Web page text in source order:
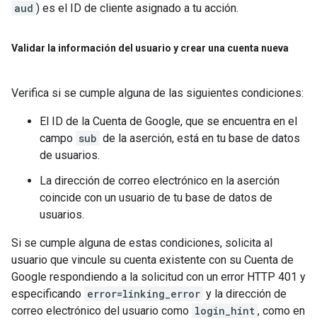
aud ) es el ID de cliente asignado a tu acción.
Validar la información del usuario y crear una cuenta nueva
Verifica si se cumple alguna de las siguientes condiciones:
El ID de la Cuenta de Google, que se encuentra en el
campo sub de la aserción, está en tu base de datos
de usuarios.
La dirección de correo electrónico en la aserción
coincide con un usuario de tu base de datos de
usuarios.
Si se cumple alguna de estas condiciones, solicita al
usuario que vincule su cuenta existente con su Cuenta de
Google respondiendo a la solicitud con un error HTTP 401 y
especificando error=linking_error y la dirección de
correo electrónico del usuario como login_hint , como en